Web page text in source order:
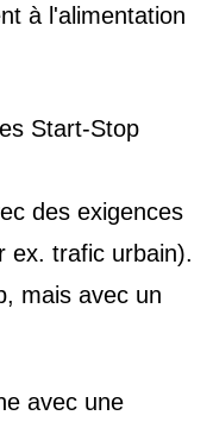
à l'alimentation
Start-Stop
des exigences
ex. trafic urbain).
mais avec un
avec une